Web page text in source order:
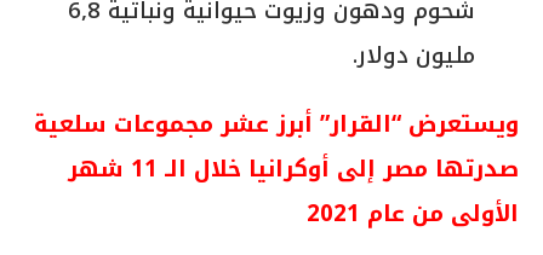
شحوم ودهون وزيوت حيوانية ونباتية 6,8
مليون دولار.
ويستعرض “القرار” أبرز عشر مجموعات سلعية
صدرتها مصر إلى أوكرانيا خلال الـ 11 شهر
الأولى من عام 2021